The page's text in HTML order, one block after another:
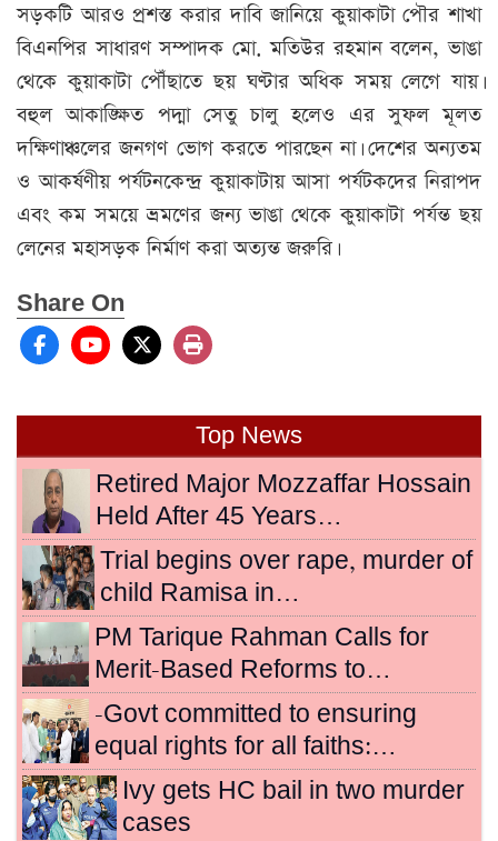
সড়কটি আরও প্রশস্ত করার দাবি জানিয়ে কুয়াকাটা পৌর শাখা
বিএনপির সাধারণ সম্পাদক মো. মতিউর রহমান বলেন, ভাঙা
থেকে কুয়াকাটা পৌঁছাতে ছয় ঘণ্টার অধিক সময় লেগে যায়।
বহুল আকাঙ্ক্ষিত পদ্মা সেতু চালু হলেও এর সুফল মূলত
দক্ষিণাঞ্চলের জনগণ ভোগ করতে পারছেন না। দেশের অন্যতম
ও আকর্ষণীয় পর্যটনকেন্দ্র কুয়াকাটায় আসা পর্যটকদের নিরাপদ
এবং কম সময়ে ভ্রমণের জন্য ভাঙা থেকে কুয়াকাটা পর্যন্ত ছয়
লেনের মহাসড়ক নির্মাণ করা অত্যন্ত জরুরি।
Share On
Top News
Retired Major Mozzaffar Hossain
Held After 45 Years…
Trial begins over rape, murder of
child Ramisa in…
PM Tarique Rahman Calls for
Merit-Based Reforms to…
-Govt committed to ensuring
equal rights for all faiths:…
Ivy gets HC bail in two murder
cases